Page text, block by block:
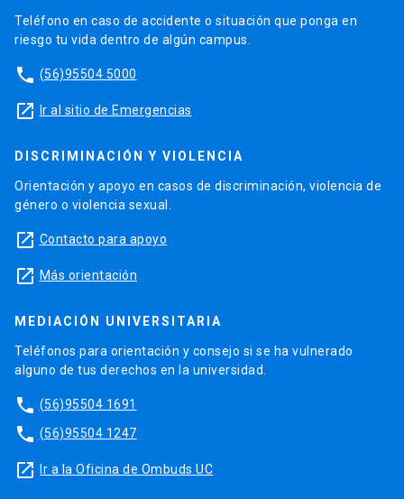
Teléfono en caso de accidente o situación que ponga en
riesgo tu vida dentro de algún campus.
phone (56)95504 5000
launch Ir al sitio de Emergencias
DISCRIMINACIÓN Y VIOLENCIA
Orientación y apoyo en casos de discriminación, violencia de
género o violencia sexual.
launch Contacto para apoyo
launch Más orientación
MEDIACIÓN UNIVERSITARIA
Teléfonos para orientación y consejo si se ha vulnerado
alguno de tus derechos en la universidad.
phone (56)95504 1691
phone (56)95504 1247
launch Ir a la Oficina de Ombuds UC